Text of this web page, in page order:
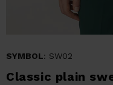
SYMBOL: SW02
Classic plain